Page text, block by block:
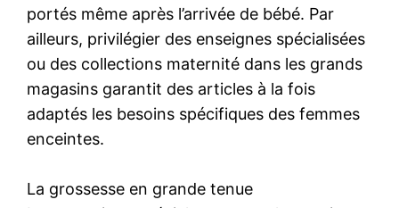
portés même après l’arrivée de bébé. Par
ailleurs, privilégier des enseignes spécialisées
ou des collections maternité dans les grands
magasins garantit des articles à la fois
adaptés les besoins spécifiques des femmes
enceintes.
La grossesse en grande tenue